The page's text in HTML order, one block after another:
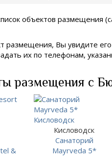
объектов размещения
размещения, Вы увидите
их по телефонам,
размещения с
&
Кисловодск
Санаторий
Mayrveda 5*